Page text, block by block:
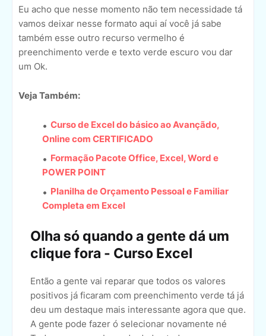
Eu acho que nesse momento não tem necessidade tá
vamos deixar nesse formato aqui aí você já sabe
também esse outro recurso vermelho é
preenchimento verde e texto verde escuro vou dar
um Ok.
Veja Também:
Curso de Excel do básico ao Avançãdo,
Online com CERTIFICADO
Formação Pacote Office, Excel, Word e
POWER POINT
Planilha de Orçamento Pessoal e Familiar
Completa em Excel
Olha só quando a gente dá um
clique fora - Curso Excel
Então a gente vai reparar que todos os valores
positivos já ficaram com preenchimento verde tá já
deu um destaque mais interessante agora que que.
A gente pode fazer ó selecionar novamente né